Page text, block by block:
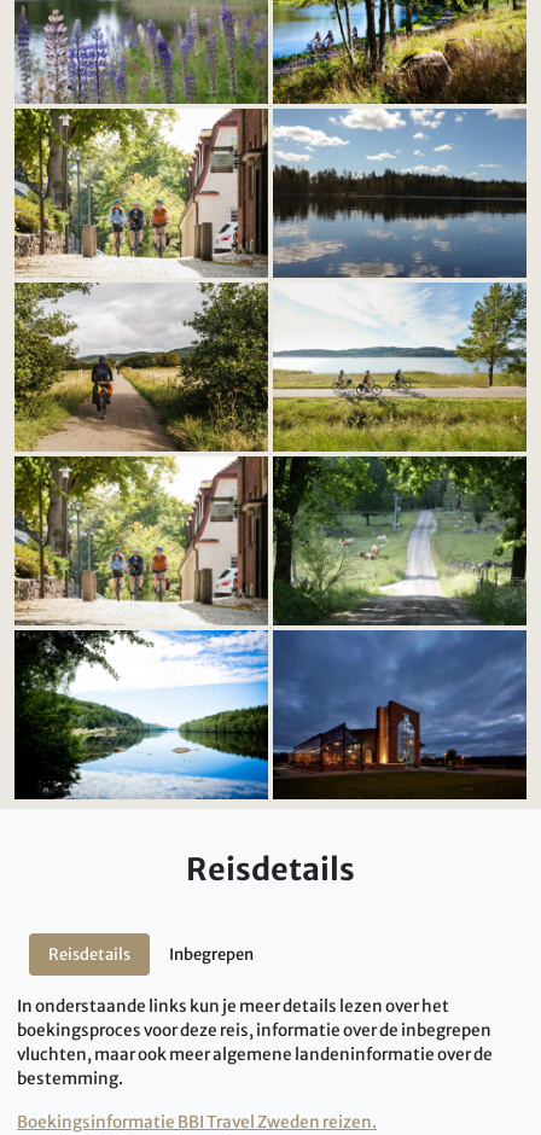
Reisdetails
Reisdetails Inbegrepen
In onderstaande links kun je meer details lezen over het
boekingsproces voor deze reis, informatie over de inbegrepen
vluchten, maar ook meer algemene landeninformatie over de
bestemming.
Boekingsinformatie BBI Travel Zweden reizen.